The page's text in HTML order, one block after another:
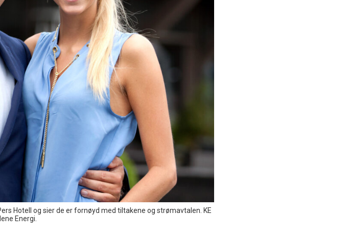
Hotell og sier de er fornøyd med tiltakene og strømavtalen. KE
Energi.